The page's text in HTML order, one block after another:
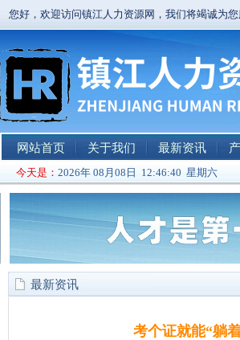
您好，欢迎访问镇江人力资源网，我们将竭诚为您
网站首页 关于我们 最新资讯
今天是： 2026年 08月08日 12:46:41 星期六
最新资讯
考个证就能“躺